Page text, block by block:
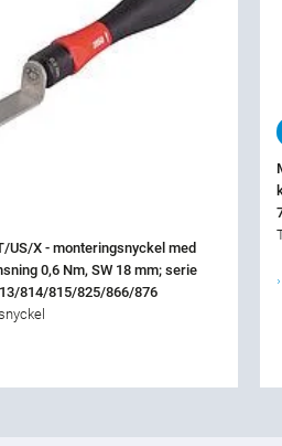
X - monteringsnyckel med
0,6 Nm, SW 18 mm; serie
814/815/825/866/876